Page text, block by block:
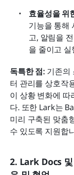
효율성을 위
기능을 통해
고, 알림을
을 줄이고
독특한 점: 기존의
터 관리를 상호작
이 상황 변화에 따
다. 또한 Lark는
미리 구축된 맞춤
수 있도록 지원합
2. Lark Docs